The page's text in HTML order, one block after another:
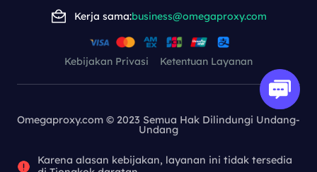
2023-11-23 14:37
This article delves into the process of
downloading a proxy server, highlighting the
importance of these tools in improving online
security, privacy, and access to diverse content.
Kerja sama:business@omegaproxy.com
Kebijakan Privasi Ketentuan Layanan
Omegaproxy.com © 2023 Semua Hak Dilindungi Undang-
Undang
Karena alasan kebijakan, layanan ini tidak tersedia